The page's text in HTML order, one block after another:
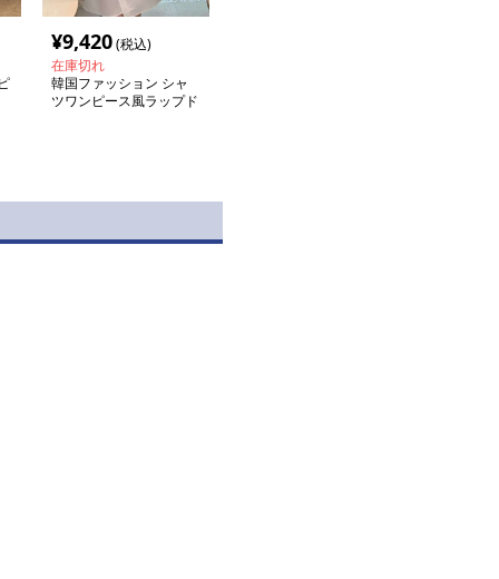
¥9,420(税込)
在庫切れ
韓国ファッション シャ
ツワンピース風ラップド